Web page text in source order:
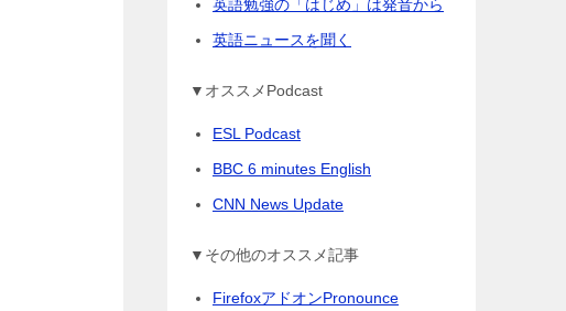
英語勉強の「はじめ」は発音から
英語ニュースを聞く
▼オススメPodcast
ESL Podcast
BBC 6 minutes English
CNN News Update
▼その他のオススメ記事
FirefoxアドオンPronounce